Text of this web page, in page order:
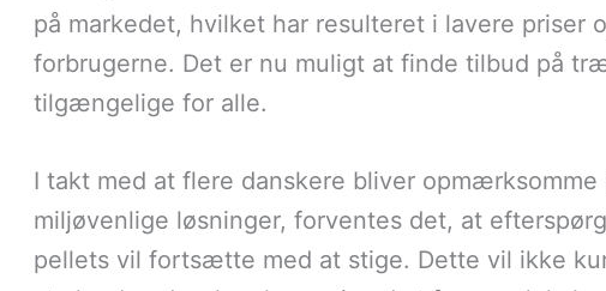
på markedet, hvilket har resulteret i lavere priser
forbrugerne. Det er nu muligt at finde tilbud på
tilgængelige for alle.
I takt med at flere danskere bliver
miljøvenlige løsninger, forventes det, at
pellets vil fortsætte med at stige. Dette vil ikke